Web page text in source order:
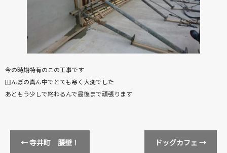
今の時期特有のこの工事です
田んぼの真ん中でとても寒く大変でした
あともう少しで終わるんで最後まで頑張ります
←寺井町 腰壁！ ドッグカフェ →